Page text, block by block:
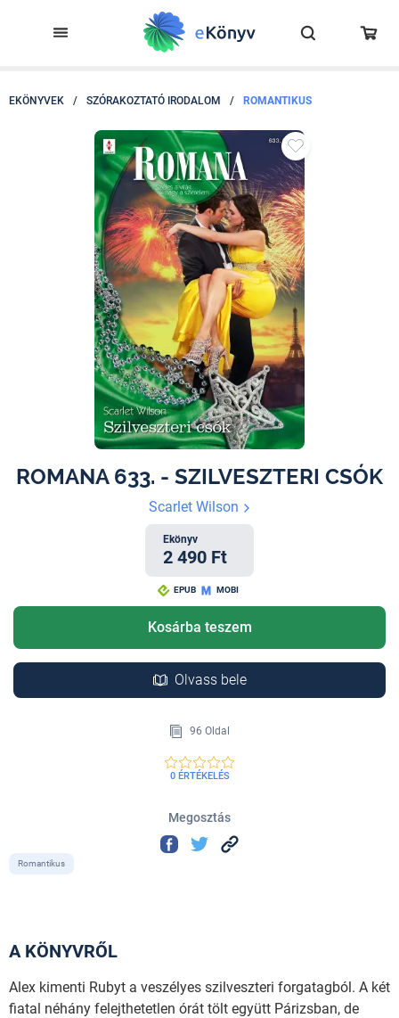
EKÖNYVEK / SZÓRAKOZTATÓ IRODALOM / ROMANTIKUS
ROMANA 633. - SZILVESZTERI CSÓK
Scarlet Wilson
Ekönyv
2 490 Ft
EPUB MOBI
Kosárba teszem
Olvass bele
96 Oldal
0 ÉRTÉKELÉS
Megosztás
Romantikus
A KÖNYVRŐL
Alex kimenti Rubyt a veszélyes szilveszteri forgatagból. A két
fiatal néhány felejthetetlen órát tölt együtt Párizsban, de